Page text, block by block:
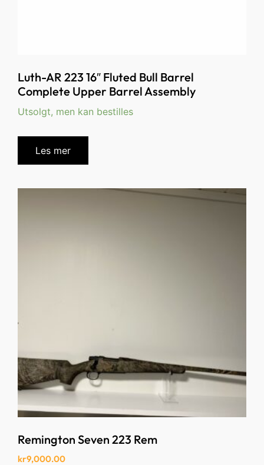
Luth-AR 223 16″ Fluted Bull Barrel
Complete Upper Barrel Assembly
Utsolgt, men kan bestilles
Les mer
Remington Seven 223 Rem
kr9,000.00